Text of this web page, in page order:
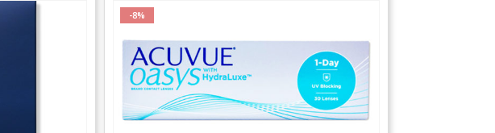
-8%